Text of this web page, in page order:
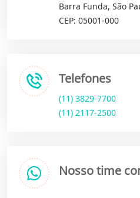
Barra Funda, São
CEP: 05001-000
Telefones
(11) 3829-7700
(11) 2117-2500
Nosso time